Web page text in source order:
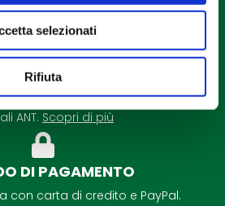
selezionati
RifiutaFISCALE
fiscale per tutti i regali
ANT. Scopri di più
DI PAGAMENTO
con carta di credito e PayPal.